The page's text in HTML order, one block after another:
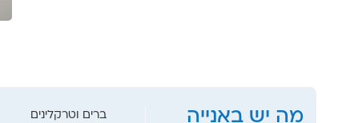
מה יש באנייה ברים וטרקלינים